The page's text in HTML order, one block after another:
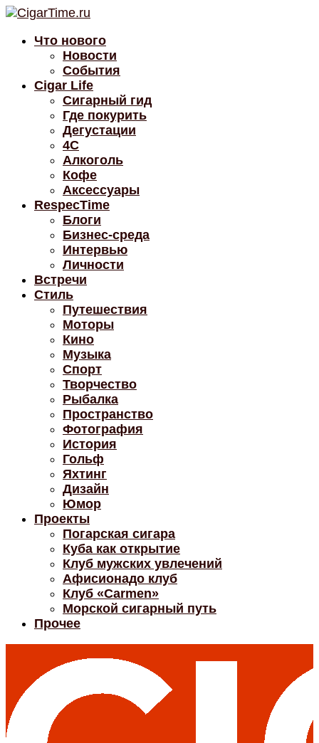
Что нового
Новости
События
Cigar Life
Сигарный гид
Где покурить
Дегустации
4C
Алкоголь
Кофе
Аксессуары
RespecTime
Блоги
Бизнес-среда
Интервью
Личности
Встречи
Стиль
Путешествия
Моторы
Кино
Музыка
Спорт
Творчество
Рыбалка
Пространство
Фотография
История
Гольф
Яхтинг
Дизайн
Юмор
Проекты
Погарская сигара
Куба как открытие
Клуб мужских увлечений
Афисионадо клуб
Клуб «Carmen»
Морской сигарный путь
Прочее